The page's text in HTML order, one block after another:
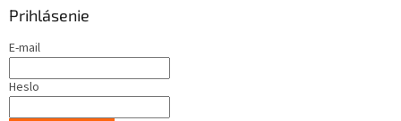
Prihlásenie
E-mail
Heslo